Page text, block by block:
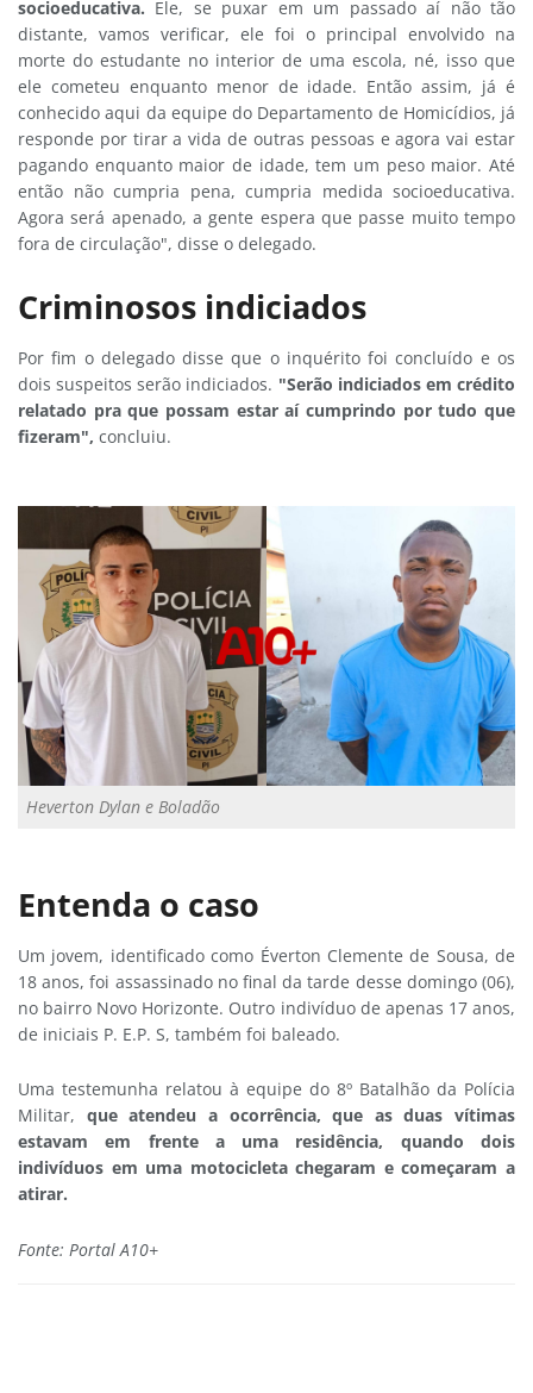
socioeducativa. Ele, se puxar em um passado aí não tão
distante, vamos verificar, ele foi o principal envolvido na
morte do estudante no interior de uma escola, né, isso que
ele cometeu enquanto menor de idade. Então assim, já é
conhecido aqui da equipe do Departamento de Homicídios, já
responde por tirar a vida de outras pessoas e agora vai estar
pagando enquanto maior de idade, tem um peso maior. Até
então não cumpria pena, cumpria medida socioeducativa.
Agora será apenado, a gente espera que passe muito tempo
fora de circulação", disse o delegado.
Criminosos indiciados
Por fim o delegado disse que o inquérito foi concluído e os
dois suspeitos serão indiciados. "Serão indiciados em crédito
relatado pra que possam estar aí cumprindo por tudo que
fizeram", concluiu.
Heverton Dylan e Boladão
Entenda o caso
Um jovem, identificado como Éverton Clemente de Sousa, de
18 anos, foi assassinado no final da tarde desse domingo (06),
no bairro Novo Horizonte. Outro indivíduo de apenas 17 anos,
de iniciais P. E.P. S, também foi baleado.
Uma testemunha relatou à equipe do 8º Batalhão da Polícia
Militar, que atendeu a ocorrência, que as duas vítimas
estavam em frente a uma residência, quando dois
indivíduos em uma motocicleta chegaram e começaram a
atirar.
Fonte: Portal A10+